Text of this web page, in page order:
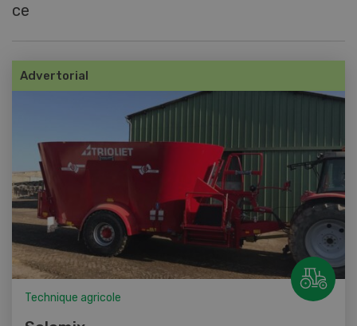
ce
Advertorial
Technique agricole